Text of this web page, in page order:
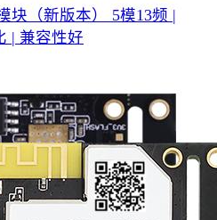
块（新版本）
5模13频 |
| 兼容性好